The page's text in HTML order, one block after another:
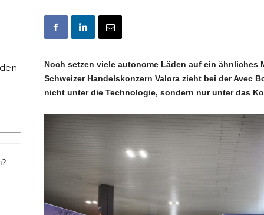
Noch setzen viele autonome Läden auf ein ähnliches
Schweizer Handelskonzern Valora zieht bei der Avec
nicht unter die Technologie, sondern nur unter das